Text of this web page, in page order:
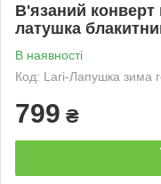
В'язаний
латушка
В наявності
Код: Lari-Лапушка зима
799 ₴